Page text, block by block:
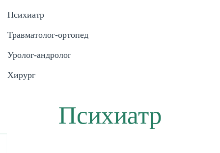
Психиатр
Травматолог-ортопед
Уролог-андролог
Хирург
Психиатр